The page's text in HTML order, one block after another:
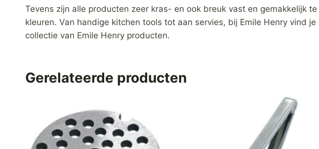
Tevens zijn alle producten zeer kras- en ook breuk vast en gemakkelijk
kleuren. Van handige kitchen tools tot aan servies, bij Emile Henry vind
collectie van Emile Henry producten.
Gerelateerde producten